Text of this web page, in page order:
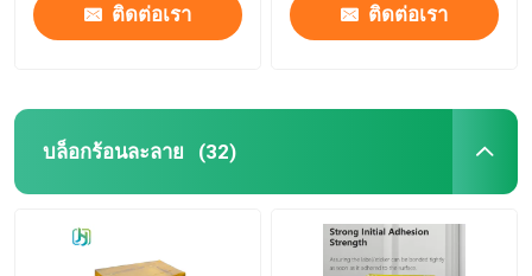
ติดต่อเรา ติดต่อเรา
บล็อกร้อนละลาย (32)